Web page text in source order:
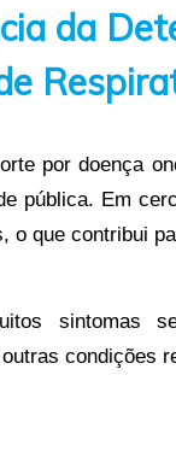
da
por doença
pública. Em
o que contribui
sintomas
condições